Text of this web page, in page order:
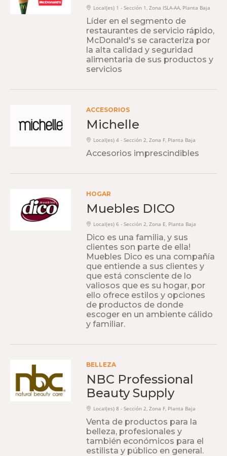
Local(es) 1 - Sección 1, Zona ISLA-AA, Planta Baja
Líder en el segmento de
restaurantes de servicio rápido,
McDonald's se caracteriza por
la alta calidad y seguridad
alimentaria de sus productos y
servicios
ACCESORIOS
Michelle
Local(es) 4 - Sección 2, Zona F, Planta Baja
Accesorios imprescindibles
HOGAR
Muebles DICO
Local(es) 6 - Sección 2, Zona E, Planta Baja
Dico es una familia, y sus
clientes son parte de ella!
Muebles Dico es una compañía
que entiende a sus clientes y
que está consciente de lo
valiosos que es su hogar, por
ello ofrece estilos y opciones
de productos de donde
escoger en un ambiente cálido
y familiar.
BELLEZA
NBC Professional
Beauty Supply
Local(es) 8 - Sección 2, Zona F, Planta Baja
Venta de productos para la
belleza, profesionales y
también económicos para el
estilista y público en general.